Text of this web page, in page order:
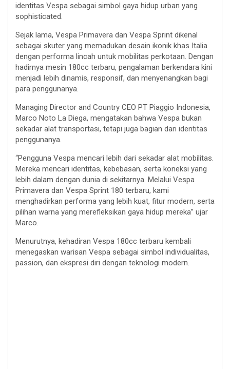
identitas Vespa sebagai simbol gaya hidup urban yang
sophisticated.
Sejak lama, Vespa Primavera dan Vespa Sprint dikenal
sebagai skuter yang memadukan desain ikonik khas Italia
dengan performa lincah untuk mobilitas perkotaan. Dengan
hadirnya mesin 180cc terbaru, pengalaman berkendara kini
menjadi lebih dinamis, responsif, dan menyenangkan bagi
para penggunanya.
Managing Director and Country CEO PT Piaggio Indonesia,
Marco Noto La Diega, mengatakan bahwa Vespa bukan
sekadar alat transportasi, tetapi juga bagian dari identitas
penggunanya.
“Pengguna Vespa mencari lebih dari sekadar alat mobilitas.
Mereka mencari identitas, kebebasan, serta koneksi yang
lebih dalam dengan dunia di sekitarnya. Melalui Vespa
Primavera dan Vespa Sprint 180 terbaru, kami
menghadirkan performa yang lebih kuat, fitur modern, serta
pilihan warna yang merefleksikan gaya hidup mereka” ujar
Marco.
Menurutnya, kehadiran Vespa 180cc terbaru kembali
menegaskan warisan Vespa sebagai simbol individualitas,
passion, dan ekspresi diri dengan teknologi modern.